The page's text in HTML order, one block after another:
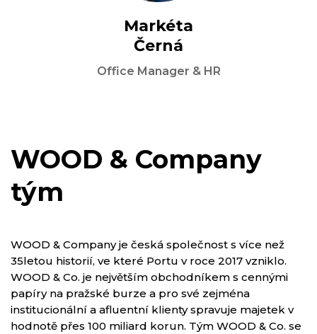
Markéta
Černá
Office Manager & HR
WOOD & Company
tým
WOOD & Company je česká společnost s více než
35letou historií, ve které Portu v roce 2017 vzniklo.
WOOD & Co. je největším obchodníkem s cennými
papíry na pražské burze a pro své zejména
institucionální a afluentní klienty spravuje majetek v
hodnotě přes 100 miliard korun. Tým WOOD & Co. se